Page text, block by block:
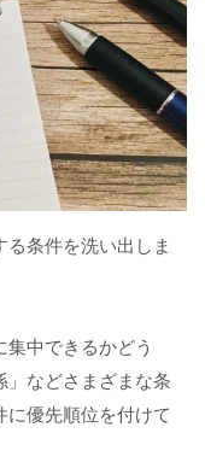
条件を洗い出しま
集中できるかどう
」などさまざまな条
優先順位を付けて